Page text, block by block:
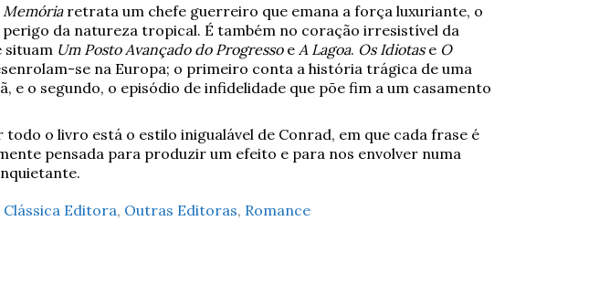
Memóriaretrata um chefe guerreiro que emana a força luxuriante, o
da natureza tropical. É também no coração irresistível da
situam Um Posto Avançado do Progressoe A Lagoa. Os Idiotase O
se na Europa; o primeiro conta a história trágica de uma
e o segundo, o episódio de infidelidade que põe fim a um casamento
o livro está o estilo inigualável de Conrad, em que cada frase é
pensada para produzir um efeito e para nos envolver numa
Clássica Editora, Outras Editoras, Romance